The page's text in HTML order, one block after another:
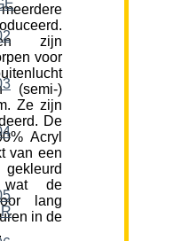
zijn
voor
(semi-)
Ze zijn
De
Acryl
van een
wat de
lang
in de